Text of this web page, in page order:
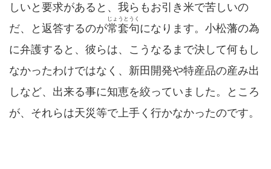
しいと要求があると、我らもお引き米で苦しいの
だ、と返答するのが常套句
じょうとうく
になります。小松藩の為
に弁護すると、彼らは、こうなるまで決して何もし
なかったわけではなく、新田開発や特産品の産み出
しなど、出来る事に知恵を絞っていました。ところ
が、それらは天災等で上手く行かなかったのです。